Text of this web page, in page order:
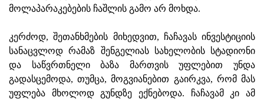
მოლაპარაკებების ჩაშლის გამო არ მოხდა.
კერძოდ, შეთანხმების მიხედვით, ჩაჩავას ინვესტიციის
სანაცვლოდ რამაზ შენგელიას სახელობის სტადიონი
და საწვრთნელი ბაზა მართვის უფლებით უნდა
გადასცემოდა, თუმცა, მოგვიანებით გაირკვა, რომ მას
უფლება მხოლოდ გუნდზე ექნებოდა. ჩაჩავამ კი ამ